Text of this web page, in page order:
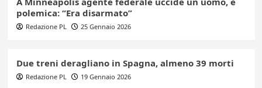
polemica: “Era disarmato”
Redazione PL 25 Gennaio 2026
Due treni deragliano in Spagna, almeno 39 morti
Redazione PL 19 Gennaio 2026